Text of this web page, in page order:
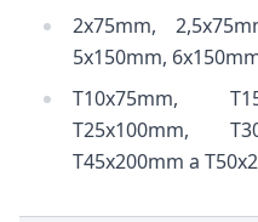
2x75mm,
5x150mm,
T10x75mm,
T25x100mm,
T45x200mm a